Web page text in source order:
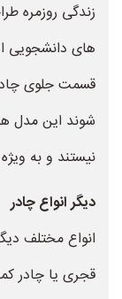
زندگی روزمره
های دانشجویی
قسمت جلوی
شوند این مدل
نیستند و به
دیگر انواع چادر
انواع مختلف
قجری یا چادر